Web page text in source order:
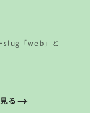
slug「web」と
る